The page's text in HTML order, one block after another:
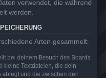
verwendet, die während
werden.
Arten gesammelt:
bei deinem Besuch des Boards
kleine Textdateien, die dein
ablegt und die zwischen den